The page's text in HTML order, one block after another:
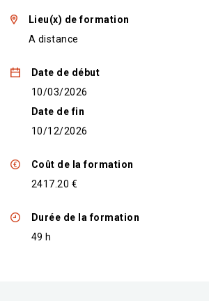
Lieu(x) de formation
A distance
Date de début
10/03/2026
Date de fin
10/12/2026
Coût de la formation
2417.20 €
Durée de la formation
49 h